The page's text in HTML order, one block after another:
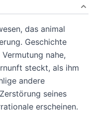
das animal
Geschichte
nahe,
steckt, als ihm
andere
seines
erscheinen.